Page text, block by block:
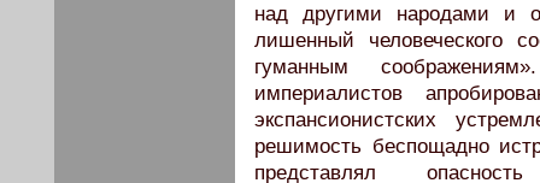
над другими народами и
лишенный человеческого
гуманным
империалистов
экспансионистских
решимость беспощадно
представлял